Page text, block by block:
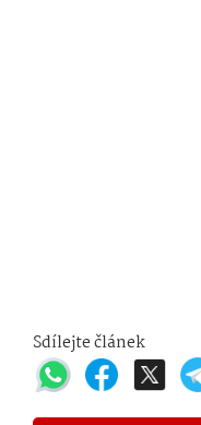
Sdílejte článek